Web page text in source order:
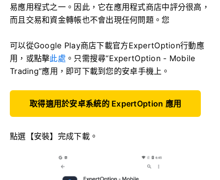
易應用程式之一。因此，它在應用程式商店中評分很高，
而且交易和資金轉帳也不會出現任何問題。您
可以從Google Play商店下載官方ExpertOption行動應
用，或點擊此處 。只需搜尋“ExpertOption - Mobile
Trading”應用，即可下載到您的安卓手機上。
取得適用於安卓系統的 ExpertOption 應用
點選【安裝】完成下載。